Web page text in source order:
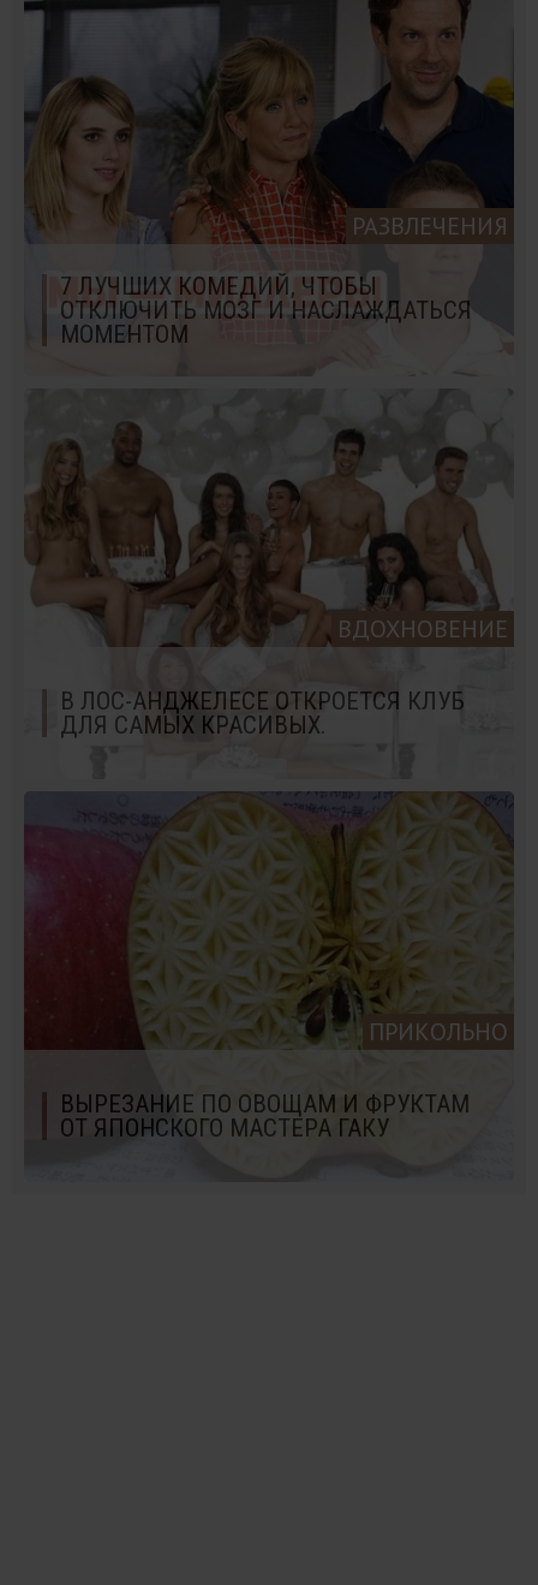
РАЗВЛЕЧЕНИЯ
7 ЛУЧШИХ КОМЕДИЙ, ЧТОБЫ
ОТКЛЮЧИТЬ МОЗГ И НАСЛАЖДАТЬСЯ
МОМЕНТОМ
ВДОХНОВЕНИЕ
В ЛОС-АНДЖЕЛЕСЕ ОТКРОЕТСЯ КЛУБ
ДЛЯ САМЫХ КРАСИВЫХ.
ПРИКОЛЬНО
ВЫРЕЗАНИЕ ПО ОВОЩАМ И ФРУКТАМ
ОТ ЯПОНСКОГО МАСТЕРА ГАКУ